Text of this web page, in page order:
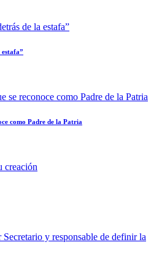
como Padre de la Patria